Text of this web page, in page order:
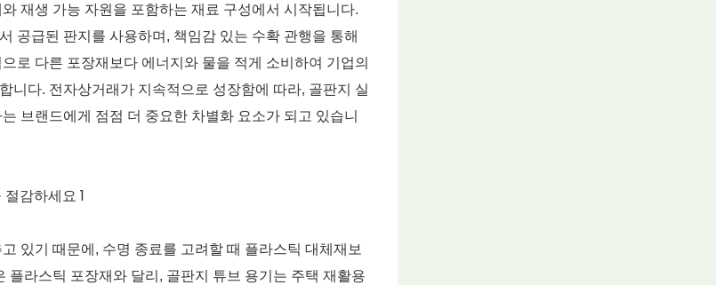
재생 가능 자원을 포함하는 재료 구성에서 시작됩니다.
공급된 판지를 사용하며, 책임감 있는 수확 관행을 통해
로 다른 포장재보다 에너지와 물을 적게 소비하여 기업의
니다. 전자상거래가 지속적으로 성장함에 따라, 골판지 실
브랜드에게 점점 더 중요한 차별화 요소가 되고 있습니
있기 때문에, 수명 종료를 고려할 때 플라스틱 대체재보
라스틱 포장재와 달리, 골판지 튜브 용기는 주택 재활용